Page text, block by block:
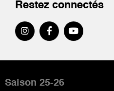
Restez connectés
de
Saison 25-26